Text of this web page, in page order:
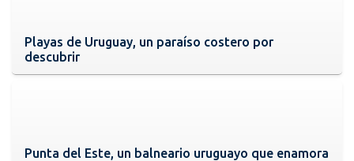
Playas de Uruguay, un paraíso costero por
descubrir
Punta del Este, un balneario uruguayo que enamora